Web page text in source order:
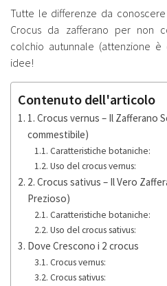
Tutte le differenze da
Crocus da zafferano per non
colchio autunnale (attenzione
idee!
Contenuto dell'articolo
1. Crocus vernus – Il Zafferano
commestibile)
Caratteristiche botaniche:
Uso del crocus vernus:
2. Crocus sativus – Il Vero
Prezioso)
Caratteristiche botaniche:
Uso del crocus sativus:
Dove Crescono i 2 crocus
Crocus vernus:
Crocus sativus: